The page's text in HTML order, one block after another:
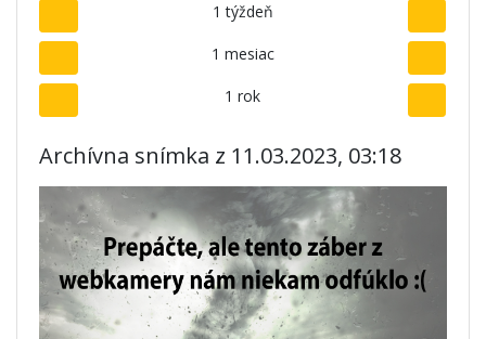
1 týždeň
1 mesiac
1 rok
Archívna snímka z 11.03.2023, 03:18